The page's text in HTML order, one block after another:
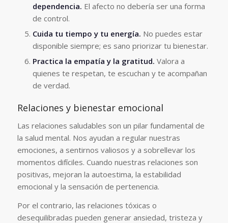
dependencia. El afecto no debería ser una forma
de control.
Cuida tu tiempo y tu energía. No puedes estar
disponible siempre; es sano priorizar tu bienestar.
Practica la empatía y la gratitud. Valora a
quienes te respetan, te escuchan y te acompañan
de verdad.
Relaciones y bienestar emocional
Las relaciones saludables son un pilar fundamental de
la salud mental. Nos ayudan a regular nuestras
emociones, a sentirnos valiosos y a sobrellevar los
momentos difíciles. Cuando nuestras relaciones son
positivas, mejoran la autoestima, la estabilidad
emocional y la sensación de pertenencia.
Por el contrario, las relaciones tóxicas o
desequilibradas pueden generar ansiedad, tristeza y